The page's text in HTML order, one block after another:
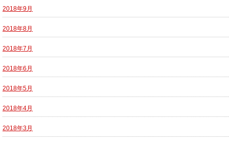
2018年9月
2018年8月
2018年7月
2018年6月
2018年5月
2018年4月
2018年3月